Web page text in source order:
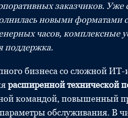
заказчиков.
новыми форматами
часов, комплексные
поддержка.
бизнеса со сложной ИТ-
расширенной технической
командой, повышенный
обслуживания. В